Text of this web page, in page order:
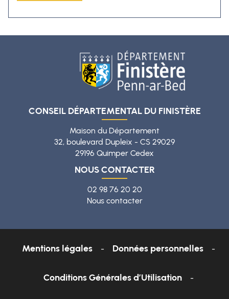
CONSEIL DÉPARTEMENTAL DU FINISTÈRE
Maison du Département
32, boulevard Dupleix - CS 29029
29196 Quimper Cedex
NOUS CONTACTER
02 98 76 20 20
Nous contacter
Mentions légales Données personnelles
Conditions Générales d’Utilisation